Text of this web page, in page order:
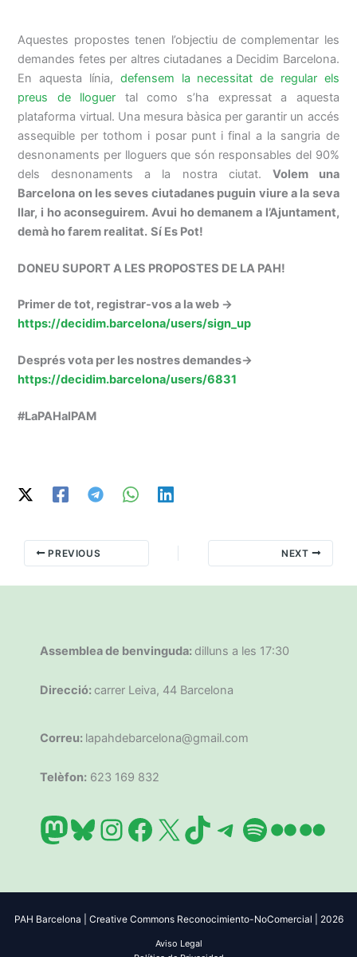
Aquestes propostes tenen l’objectiu de complementar les
demandes fetes per altres ciutadanes a Decidim Barcelona.
En aquesta línia, defensem la necessitat de regular els
preus de lloguer tal como s’ha expressat a aquesta
plataforma virtual. Una mesura bàsica per garantir un accés
assequible per tothom i posar punt i final a la sangria de
desnonaments per lloguers que són responsables del 90%
dels desnonaments a la nostra ciutat. Volem una
Barcelona on les seves ciutadanes puguin viure a la seva
llar, i ho aconseguirem. Avui ho demanem a l’Ajuntament,
demà ho farem realitat. Sí Es Pot!
DONEU SUPORT A LES PROPOSTES DE LA PAH!
Primer de tot, registrar-vos a la web ->
https://decidim.barcelona/users/sign_up
Després vota per les nostres demandes->
https://decidim.barcelona/users/6831
#LaPAHalPAM
PREVIOUS NEXT
Assemblea de benvinguda: dilluns a les 17:30
Direcció: carrer Leiva, 44 Barcelona
Correu: lapahdebarcelona@gmail.com
Telèfon: 623 169 832
Mastodon
Bluesky
Instagram
Facebook
X TikTok
Telegram
Spotify
Flickr
PAH Barcelona | Creative Commons Reconocimiento-NoComercial | 2026
Aviso Legal